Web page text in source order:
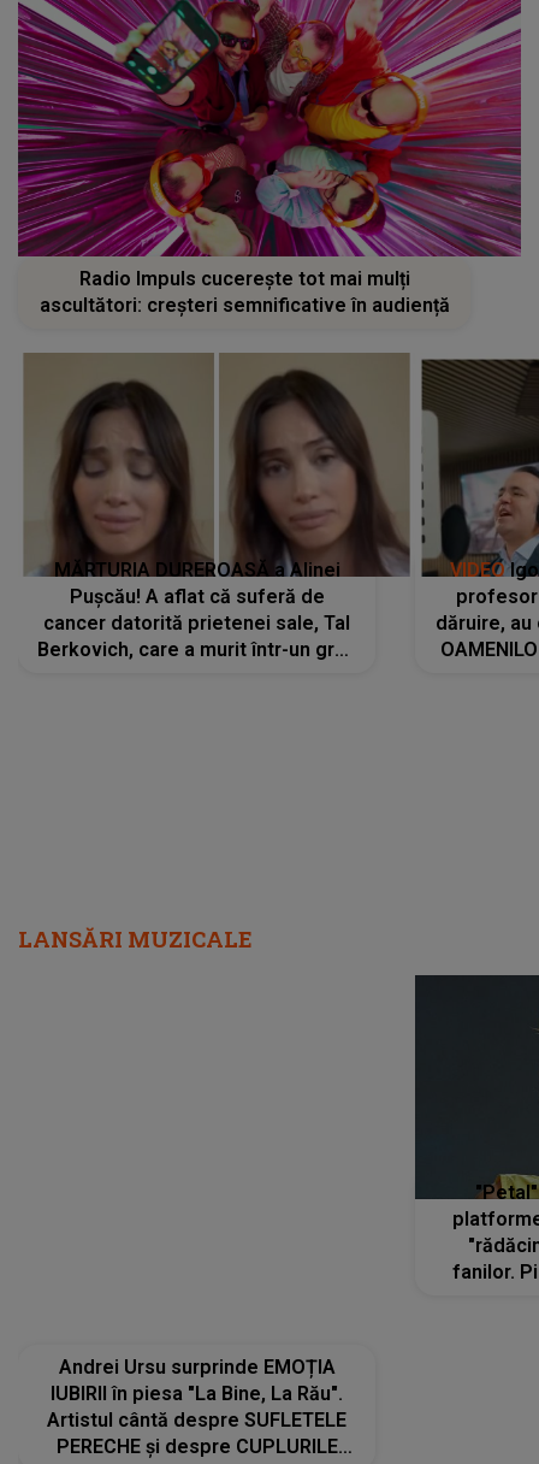
Radio Impuls cucerește tot mai mulți
ascultători: creșteri semnificative în audiență
MĂRTURIA DUREROASĂ a Alinei
Pușcău! A aflat că suferă de
cancer datorită prietenei sale, Tal
Berkovich, care a murit într-un grav
VIDEO
dăruire, au
LANSĂRI MUZICALE
Andrei Ursu surprinde EMOȚIA
IUBIRII în piesa "La Bine, La Rău".
Artistul cântă despre SUFLETELE
PERECHE și despre CUPLURILE
fanilor.